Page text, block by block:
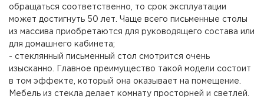
обращаться соответственно, то срок эксплуатации
может достигнуть 50 лет. Чаще всего письменные столы
из массива приобретаются для руководящего состава или
для домашнего кабинета;
- стеклянный письменный стол смотрится очень
изысканно. Главное преимущество такой модели состоит
в том эффекте, который она оказывает на помещение.
Мебель из стекла делает комнату просторней и светлей.